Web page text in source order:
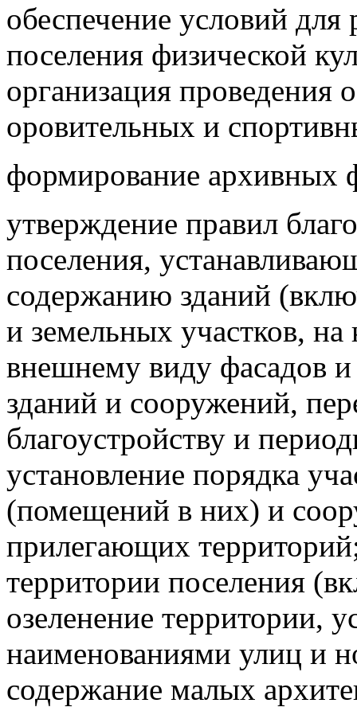
обеспечение условий для
поселения физической
организация проведения
оровительных и
формирование архивных
утверждение правил
поселения,
содержанию зданий
и земельных участков,
внешнему виду фасадов
зданий и сооружений,
благоустройству и
установление порядка
(помещений в них) и
прилегающих
территории поселения
озеленение территории,
наименованиями улиц и
содержание малых